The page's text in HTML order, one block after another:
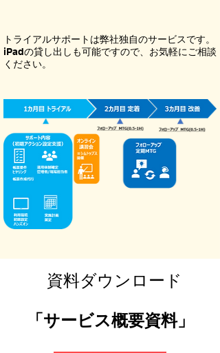
​トライアルサポートは弊社独自のサービスです。
iPadの貸し出しも可能ですので、お気軽にご相談
ください。
​資料ダウンロード
​「サービス概要資料」